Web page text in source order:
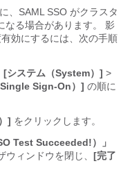
、SAML SSO がクラスタ
なる場合があります。 影
効にするには、次の手順
[システム（System）] >
Sign-On）] の順に
] をクリックします。
Test Succeeded!）」
ィンドウを閉じ、 [完了